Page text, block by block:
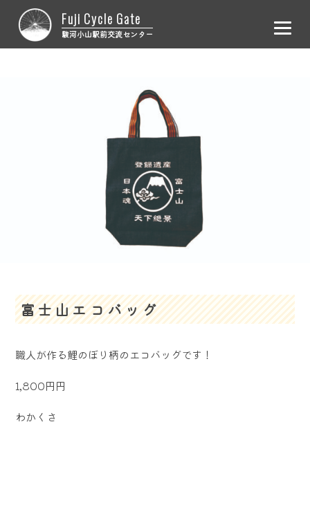
Fuji Cycle Gate
駿河小山駅前交流センター
レンタサイクル 施設概要
富士山エコバッグ
職人が作る鯉のぼり柄のエコバッグです！
1,800円円
わかくさ